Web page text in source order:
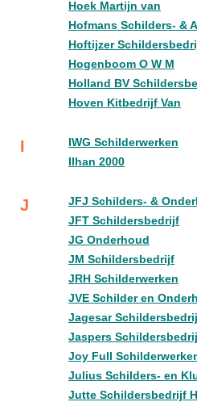
Hoek Martijn van
Hofmans Schilders- &
Hoftijzer
Hogenboom O W M
Holland BV
Hoven Kitbedrijf Van
I
IWG Schilderwerken
Ilhan 2000
J
JFJ Schilders- &
JFT Schildersbedrijf
JG Onderhoud
JM Schildersbedrijf
JRH Schilderwerken
JVE Schilder en
Jagesar
Jaspers
Joy Full
Julius Schilders- en
Jutte Schildersbedrijf